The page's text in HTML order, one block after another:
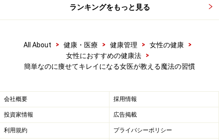
ランキングをもっと見る
All About > 健康・医療 > 健康管理 > 女性の健康
>
女性におすすめの健康法
>
簡単なのに痩せてキレイになる女医が教える魔法の習慣
会社概要 採用情報
投資家情報 広告掲載
利用規約 プライバシーポリシー